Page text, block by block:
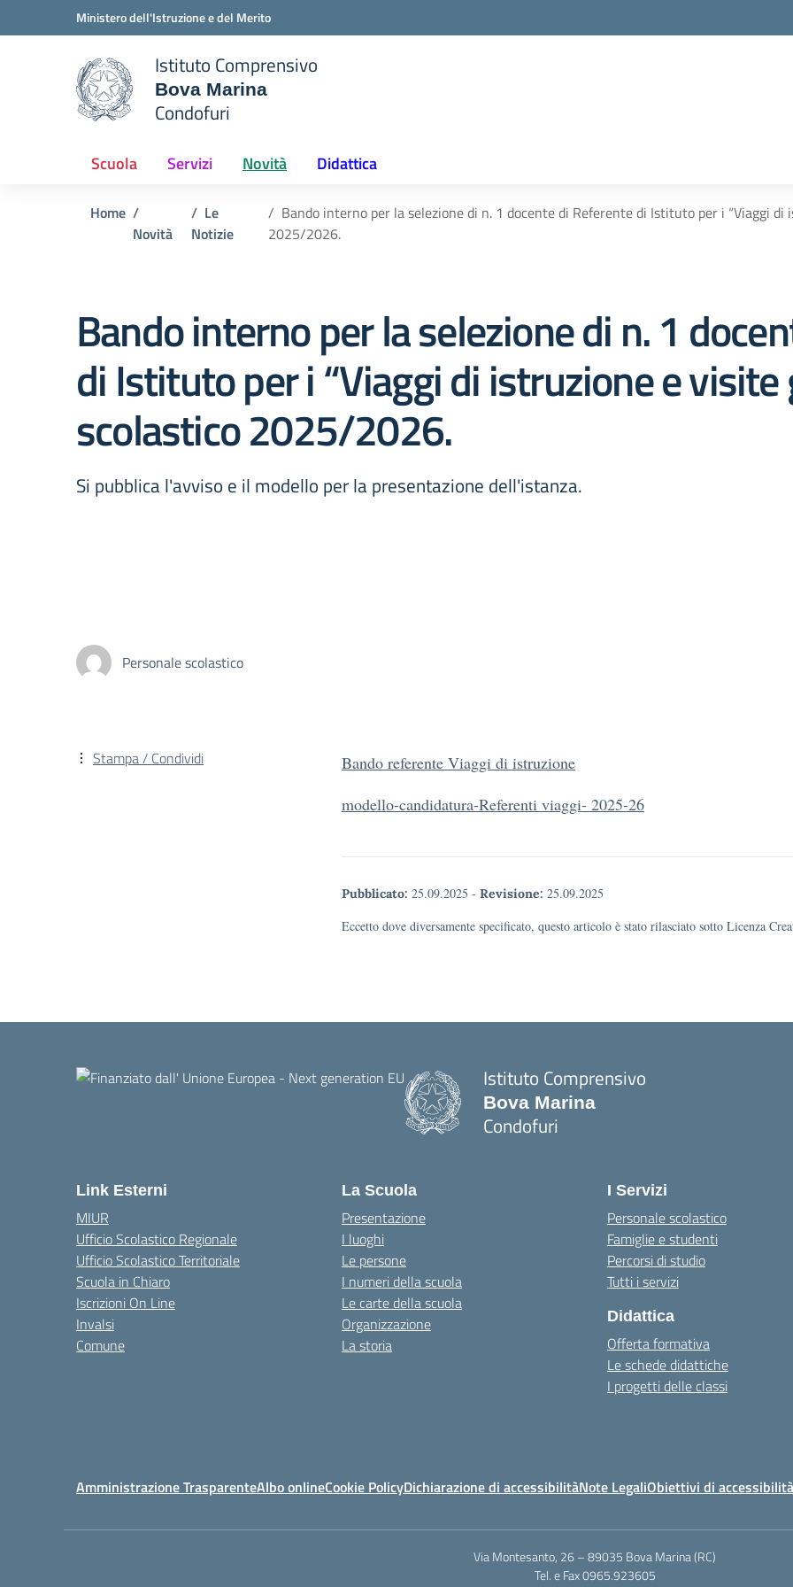
Vai ai contenuti
Vai al menu di navigazioneMinistero dell'Istruzione e del Merito
scuola
Istituto Comprensivo
Bova Marina
Condofuri
Scuola Servizi Novità Didattica
Home
Novità
Le
Notizie
Bando interno per la selezione di n. 1 docente di Referente di Istituto per i “Viaggi
2025/2026.
Bando interno per la selezione di n. 1
di Istituto per i “Viaggi di istruzione e
scolastico 2025/2026.
Si pubblica l'avviso e il modello per la presentazione dell'istanza.
Personale scolastico
Bando referente Viaggi di istruzione
modello-candidatura-Referenti viaggi- 2025-26
Pubblicato: 25.09.2025 - Revisione: 25.09.2025
Eccetto dove diversamente specificato, questo articolo è stato rilasciato sotto Licenza
Stampa / Condividi
Istituto Comprensivo
Bova Marina
Condofuri
Link Esterni
MIUR
Ufficio Scolastico Regionale
Ufficio Scolastico Territoriale
Scuola in Chiaro
Iscrizioni On Line
Invalsi
Comune
La Scuola
Presentazione
I luoghi
Le persone
I numeri della scuola
Le carte della scuola
Organizzazione
La storia
I Servizi
Personale scolastico
Famiglie e studenti
Percorsi di studio
Tutti i servizi
Didattica
Offerta formativa
Le schede didattiche
I progetti delle classi
Amministrazione TrasparenteAlbo onlineCookie PolicyDichiarazione di accessibilitàNote LegaliObiettivi di accessibilità
Via Montesanto, 26 – 89035 Bova Marina (RC)
Tel. e Fax 0965.923605